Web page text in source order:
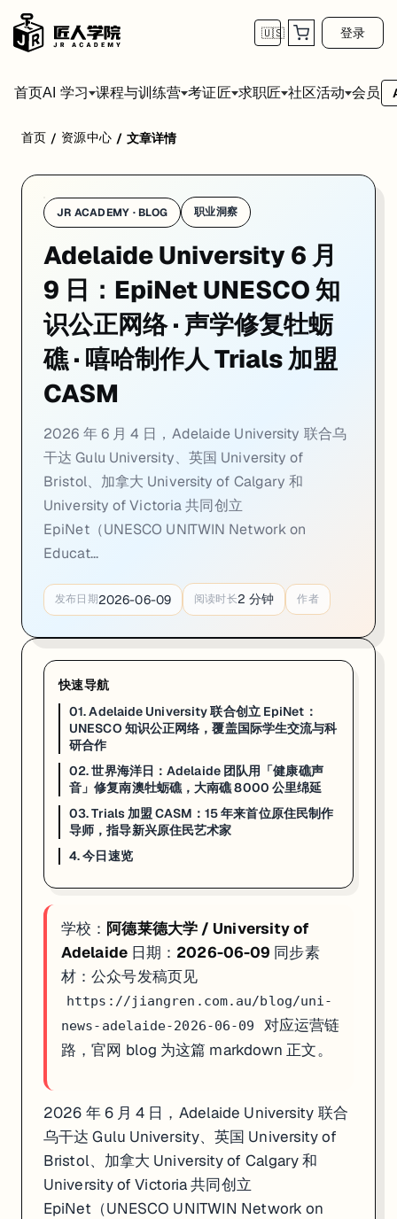
🇺🇸 登录
首页AI 学习 课程与训练营 考证匠 求职匠 社区活动 会员
学校：阿德莱德大学 / University of Adelaide
2026 年 6 月 4 日，Adelaide University 联合乌干达 Gulu University
01. Adelaide University 联合创立 EpiNet：
：2026 年 6 月 4 日，Adelaide University 与 Gulu
2026 年 6 月 4 日，Adelaide University 与 Gulu University（乌干达
Adelaide University 是 EpiNet 的联合创始成员，也是大洋洲在这一
对在申 Adelaide 或考虑其研究生项目的学生，EpiNet 网络的落地扩展
Adelaide University News · 2026-06-04
：世界海洋日（6 月 8 日），Adelaide University 海洋生物学家
世界海洋日（6 月 8 日），Adelaide University 海洋生物学家
Connell 和 McAfee 同时分享了两个关于南澳海洋环境的数据：「大南
Dr Dominic McAfee 目前担任 Adelaide University 的 Future Making
来源：AZO Life Sciences · 2026-06-08（引自 Adelaide
03. Trials 加盟 CASM：15 年来首位原住民制
一句话
：Adelaide University 的 Centre for Aboriginal Studies in
2026 年 6 月 5 日，Adelaide University 的 Centre for Aboriginal
CASM 对这次任命的评价是：「这是 15 年来首次有原住民制作人坐
对走 Music、Creative Arts 或 First Nations Studies 方向的学生，
来源：Adelaide University News · 2026-06-05
4. 今日速览
01 · EpiNet UNESCO 知识公正网络
02 · 声学修复牡蛎礁
：Prof. Connell + Dr McAfee；播放健康礁
03 · Trials 加盟 CASM：Ngarrindjeri 艺术家 Daniel Rankine；
如果你在看 ADELAIDE 的申请、奖学金或研究机会，这篇可以直接当作
首页 / 资源中心 / 文章详情
JR ACADEMY · BLOG 职业洞察
Adelaide University 6 月
9 日：EpiNet UNESCO 知
识公正网络 · 声学修复牡蛎
礁 · 嘻哈制作人 Trials 加盟
CASM
2026 年 6 月 4 日，Adelaide University 联合乌
干达 Gulu University、英国 University of
Bristol、加拿大 University of Calgary 和
University of Victoria 共同创立
EpiNet（UNESCO UNITWIN Network on
Educat...
发布日期2026-06-09 阅读时长2 分钟 作者
快速导航
01. Adelaide University 联合创立 EpiNet：
UNESCO 知识公正网络，覆盖国际学生交流与科
研合作
02. 世界海洋日：Adelaide 团队用「健康礁声
音」修复南澳牡蛎礁，大南礁 8000 公里绵延
03. Trials 加盟 CASM：15 年来首位原住民制作
导师，指导新兴原住民艺术家
4. 今日速览
学校： 阿德莱德大学 / University of
Adelaide日期： 2026-06-09 同步素
材：公众号发稿页见
https://jiangren.com.au/blog/uni-
news-adelaide-2026-06-09
对应运营链
路，官网 blog 为这篇 markdown 正文。
2026 年 6 月 4 日，Adelaide University 联合
乌干达 Gulu University、英国 University of
Bristol、加拿大 University of Calgary 和
University of Victoria 共同创立
EpiNet（UNESCO UNITWIN Network on